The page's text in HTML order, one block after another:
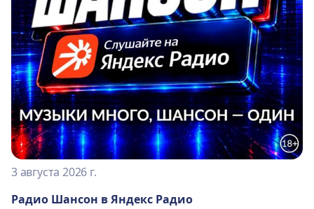
3 августа 2026 г.
Радио Шансон в Яндекс Радио